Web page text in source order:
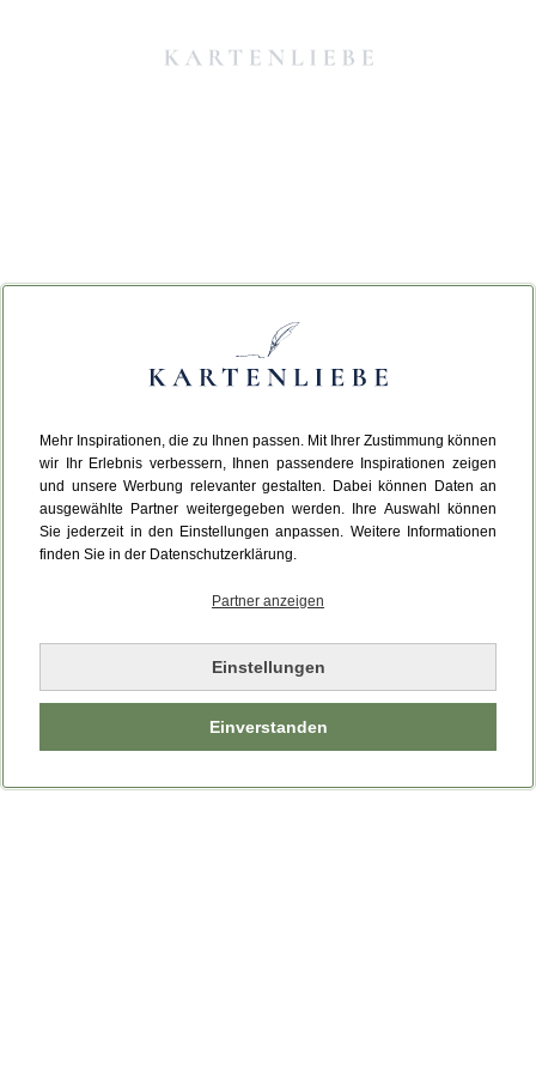
Mehr Inspirationen, die zu Ihnen passen. Mit Ihrer Zustimmung können
wir Ihr Erlebnis verbessern, Ihnen passendere Inspirationen zeigen
und unsere Werbung relevanter gestalten. Dabei können Daten an
ausgewählte Partner weitergegeben werden. Ihre Auswahl können
Sie jederzeit in den Einstellungen anpassen. Weitere Informationen
finden Sie in der Datenschutzerklärung.
Partner anzeigen
Einstellungen
Einverstanden
Da ist etwas schiefgelaufen.
Leider ist ein technischer Fehler aufgetreten.
Bitte laden Sie die Seite neu.